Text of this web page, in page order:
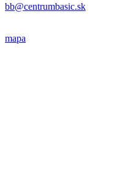
bb@centrumbasic.sk
mapa